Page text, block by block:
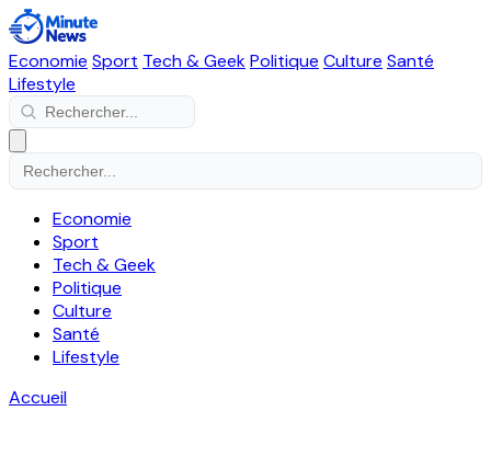
Economie Sport Tech & GeekPolitique Culture Santé
Lifestyle
Economie
Sport
Tech & Geek
Politique
Culture
Santé
Lifestyle
Accueil